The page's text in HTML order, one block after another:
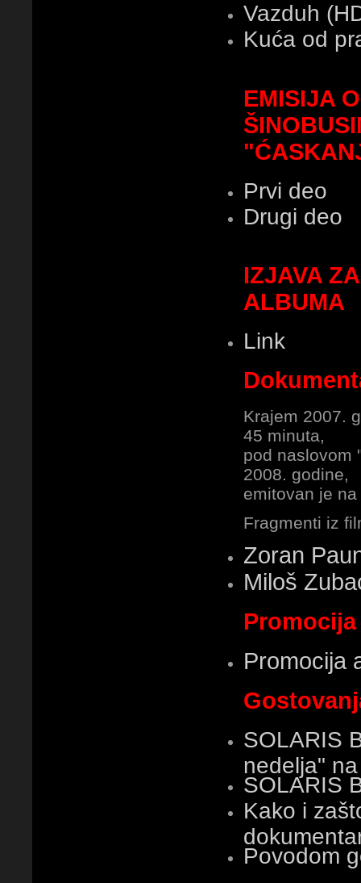
Vazduh
Kuća od
EMISIJA
Prvi deo
Drugi deo
IZJAVA
ALBUMA
Link
Krajem 2007.
45 minuta,
pod naslovom
2008. godine,
emitovan je
Fragmenti iz
Zoran
Miloš
Promocija
SOLARIS
nedelja"
SOLARIS
Kako i
Povodom